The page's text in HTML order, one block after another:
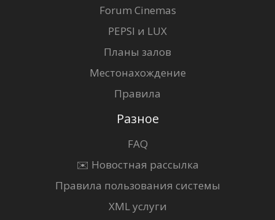
Forum Cinemas
PEPSI и LUX
Планы залов
Местонахождение
Правила
Разное
FAQ
✉️ Новостная рассылка
Правила пользования системы
XML услуги